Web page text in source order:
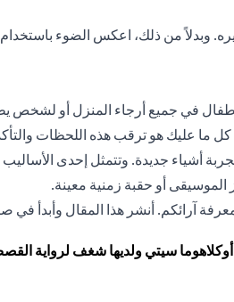
وبدلاً من ذلك، اعكس الضوء
في جميع أرجاء المنزل أو لشخص
كل ما عليك هو ترقب هذه اللحظات
أشياء جديدة. وتتمثل إحدى الأساليب
أو حقبة زمنية معينة.
آرائكم. أنشر هذا المقال وأبدأ في
سيتي ولديها شغف لرواية